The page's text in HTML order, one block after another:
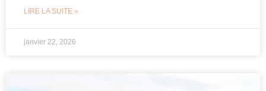
LIRE LA SUITE »
janvier 22, 2026